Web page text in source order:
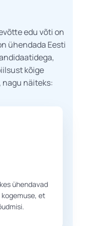
edu võti on
ühendada Eesti
kõige
näiteks:
ühendavad
et